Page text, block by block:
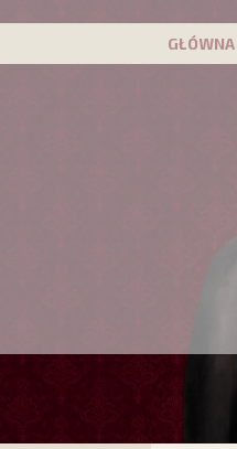
GŁÓWNA